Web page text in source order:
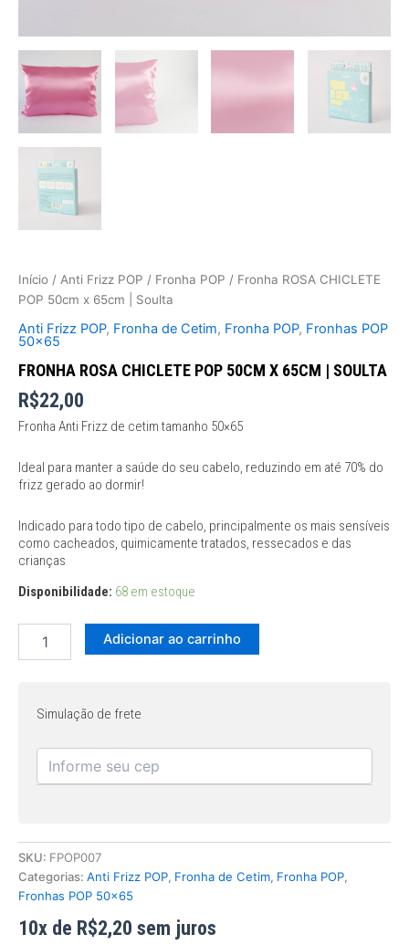
Início / Anti Frizz POP / Fronha POP / Fronha ROSA CHICLETE
POP 50cm x 65cm | Soulta
Anti Frizz POP, Fronha de Cetim, Fronha POP, Fronhas POP
50x65
FRONHA ROSA CHICLETE POP 50CM X 65CM | SOULTA
R$22,00
Fronha Anti Frizz de cetim tamanho 50×65
Ideal para manter a saúde do seu cabelo, reduzindo em até 70% do
frizz gerado ao dormir!
Indicado para todo tipo de cabelo, principalmente os mais sensí­veis
como cacheados, quimicamente tratados, ressecados e das
crianças
Disponibilidade: 68 em estoque
Adicionar ao carrinho
Simulação de frete
SKU: FPOP007
Categorias: Anti Frizz POP, Fronha de Cetim, Fronha POP,
Fronhas POP 50x65
10x de R$2,20 sem juros